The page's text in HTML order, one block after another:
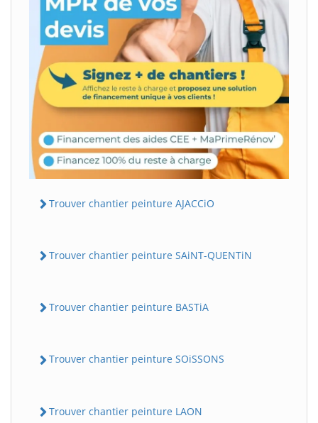
Trouver chantier peinture AJACCiO
Trouver chantier peinture SAiNT-QUENTiN
Trouver chantier peinture BASTiA
Trouver chantier peinture SOiSSONS
Trouver chantier peinture LAON